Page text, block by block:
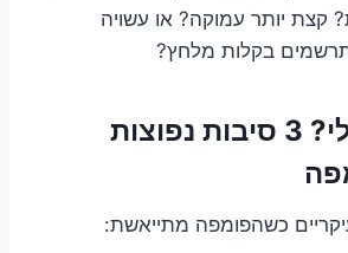
קצת יותר עמוקה? או עשויה
בקלות מלחץ?
למה דווקא לי? 3 סיבות נפוצות
כשהפומפה מתייאשת: